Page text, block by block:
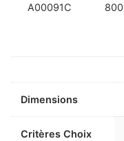
A00091C 800
Dimensions
Critères Choix